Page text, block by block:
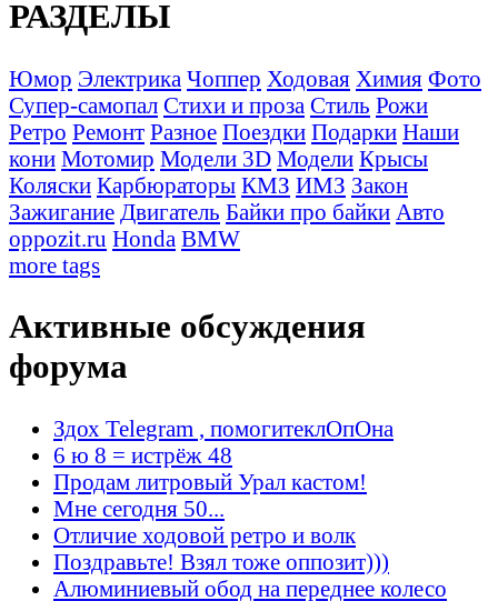
РАЗДЕЛЫ
Юмор Электрика Чоппер Ходовая Химия Фото
Супер-самопал Стихи и проза Стиль Рожи
Ретро Ремонт Разное Поездки Подарки Наши
кони Мотомир Модели 3D Модели Крысы
Коляски Карбюраторы КМЗ ИМЗ Закон
Зажигание Двигатель Байки про байки Авто
oppozit.ru Honda BMW
more tags
Активные обсуждения
форума
Здох Telegram , помогитеклОпОна
6 ю 8 = истрёж 48
Продам литровый Урал кастом!
Мне сегодня 50...
Отличие ходовой ретро и волк
Поздравьте! Взял тоже оппозит)))
Алюминиевый обод на переднее колесо